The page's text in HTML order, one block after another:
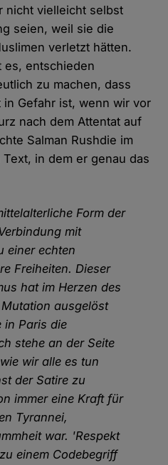
nicht vielleicht selbst
seien, weil sie die
verletzt hätten.
es, entschieden
zu machen, dass
Gefahr ist, wenn wir vor
nach dem Attentat auf
Salman Rushdie im
Text, in dem er genau das
Form der
mit
einer echten
Freiheiten. Dieser
hat im Herzen des
ausgelöst
in Paris die
stehe an der Seite
wir alle es tun
der Satire zu
immer eine Kraft für
Tyrannei,
war. 'Respekt
einem Codebegriff